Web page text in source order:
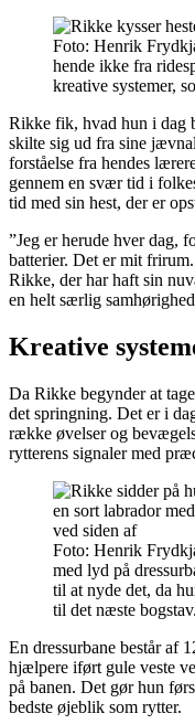
Foto: Henrik
hende ikke fra
kreative systemer,
Rikke fik, hvad hun i dag
skilte sig ud fra sine
forståelse fra hendes
gennem en svær tid i
tid med sin hest, der er
”Jeg er herude hver dag,
batterier. Det er mit
Rikke, der har haft sin
en helt særlig
Kreative
Da Rikke begynder at
det springning. Det er i
række øvelser og
rytterens signaler med
Foto: Henrik
med lyd på
til at nyde det, da
til det næste bogstav.
En dressurbane består af
hjælpere iført gule veste
på banen. Det gør hun
bedste øjeblik som rytter.